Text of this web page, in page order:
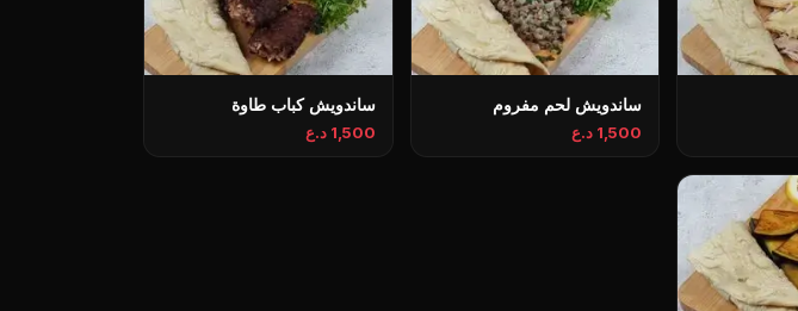
ساندويش لحم مفروم
1,500 د.ع
ساندويش كباب طاوة
1,500 د.ع